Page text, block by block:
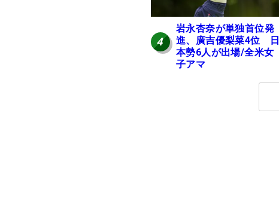
4
岩永杏奈が単独首位発
進、廣吉優梨菜4位 日
本勢6人が出場/全米女
子アマ